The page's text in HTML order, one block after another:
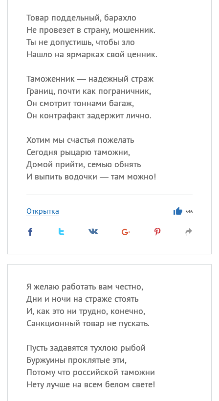
Товар поддельный, барахло
Не провезет в страну, мошенник.
Ты не допустишь, чтобы зло
Нашло на ярмарках свой ценник.
Таможенник — надежный страж
Границ, почти как пограничник,
Он смотрит тоннами багаж,
Он контрафакт задержит лично.
Хотим мы счастья пожелать
Сегодня рыцарю таможни,
Домой прийти, семью обнять
И выпить водочки — там можно!
Открытка 346
Я желаю работать вам честно,
Дни и ночи на страже стоять
И, как это ни трудно, конечно,
Санкционный товар не пускать.
Пусть задавятся тухлою рыбой
Буржуины проклятые эти,
Потому что российской таможни
Нету лучше на всем белом свете!